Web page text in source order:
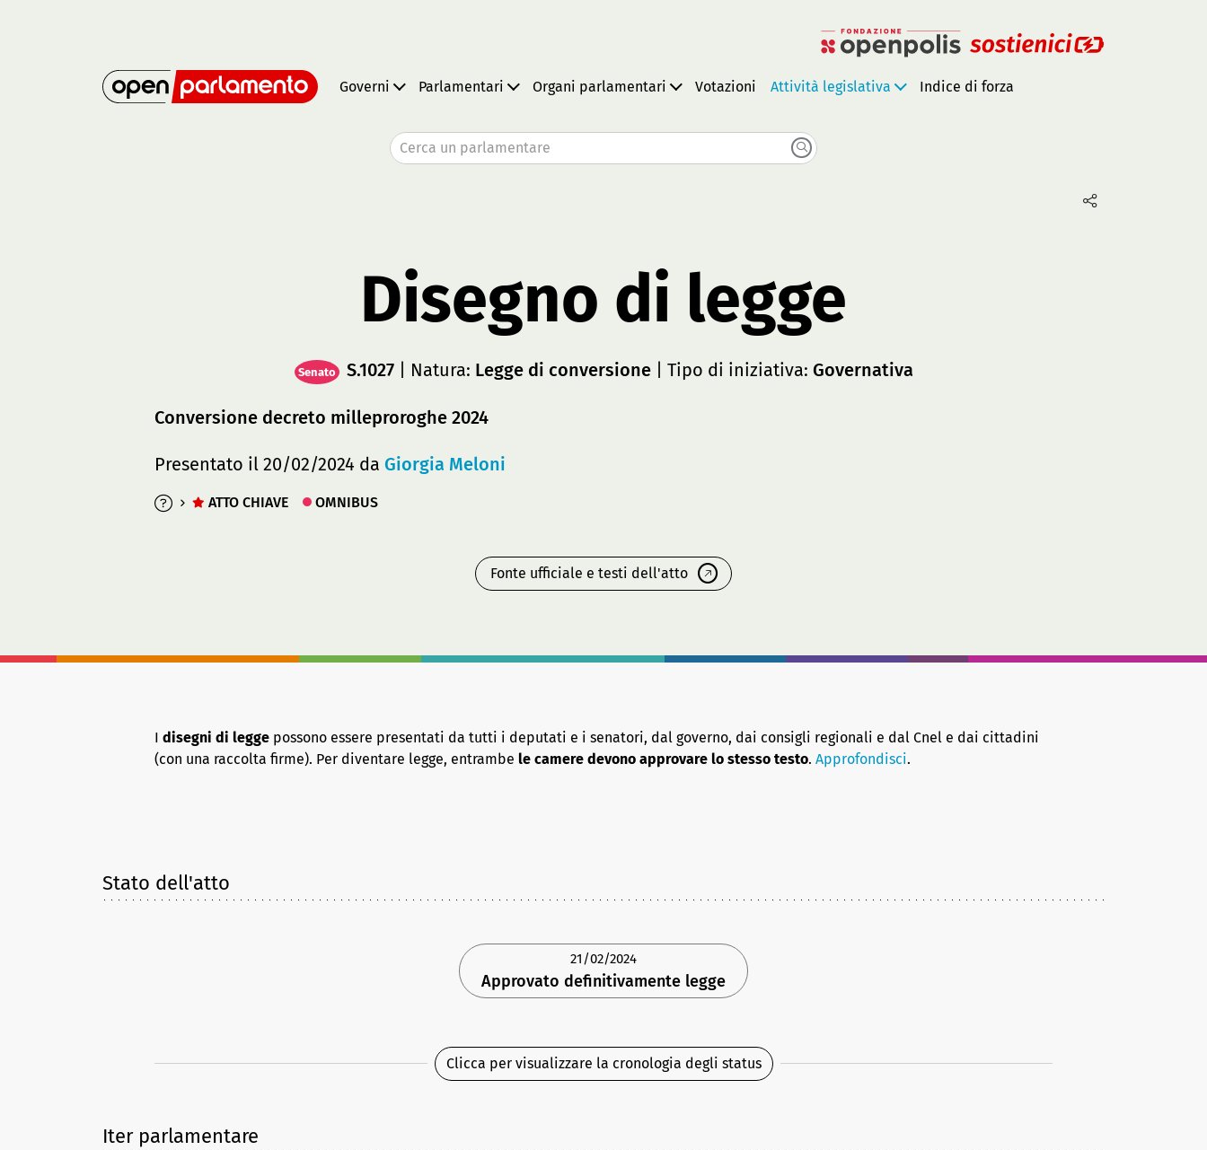
Governi Parlamentari Organi parlamentari Votazioni Attività legislativa Indice di forza
Cerca un parlamentare
Disegno di legge
Senato S.1027| Natura: Legge di conversione| Tipo di iniziativa: Governativa
Conversione decreto milleproroghe 2024
Presentato il 20/02/2024 da Giorgia Meloni
ATTO CHIAVE OMNIBUS
Fonte ufficiale e testi dell'atto
I disegni di legge possono essere presentati da tutti i deputati e i senatori, dal governo, dai consigli regionali e dal Cnel e dai cittadini
(con una raccolta firme). Per diventare legge, entrambe le camere devono approvare lo stesso testo. Approfondisci.
Stato dell'atto
21/02/2024
Approvato definitivamente legge
Clicca per visualizzare la cronologia degli status
Iter parlamentare